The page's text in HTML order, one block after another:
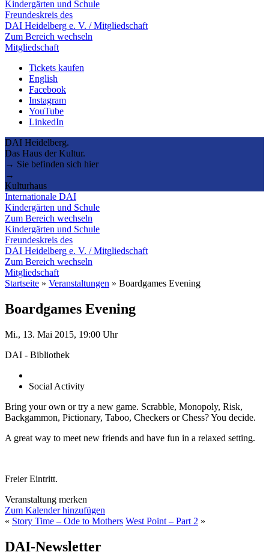
Kindergärten und Schule
Freundeskreis des
DAI Heidelberg e. V. / Mitgliedschaft
Zum Bereich wechseln
Mitgliedschaft
Tickets kaufen
English
Facebook
Instagram
YouTube
LinkedIn
DAI Heidelberg.
Das Haus der Kultur.
→ Sie befinden sich hier
→
Kulturhaus
Internationale DAI
Kindergärten und Schule
Zum Bereich wechseln
Kindergärten und Schule
Freundeskreis des
DAI Heidelberg e. V. / Mitgliedschaft
Zum Bereich wechseln
Mitgliedschaft
Startseite » Veranstaltungen » Boardgames Evening
Boardgames Evening
Mi., 13. Mai 2015, 19:00 Uhr
DAI - Bibliothek
Social Activity
Bring your own or try a new game. Scrabble, Monopoly, Risk,
Backgammon, Pictionary, Taboo, Checkers or Chess? You decide.
A great way to meet new friends and have fun in a relaxed setting.
Freier Eintritt.
Veranstaltung merken
Zum Kalender hinzufügen
« Story Time – Ode to Mothers West Point – Part 2 »
DAI-Newsletter